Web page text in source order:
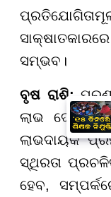
ସମ୍ଭବ।
ବୃଷ ରାଶି:
ଲାଭ ଦେବା
ଲାଭଦାୟକ
ସ୍ଥିରତା
ହେବ,